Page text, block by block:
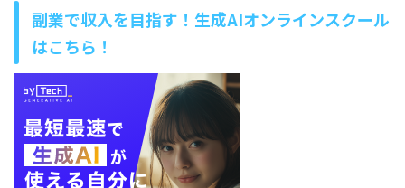
副業で収入を目指す！生成AIオンラインスクール
はこちら！